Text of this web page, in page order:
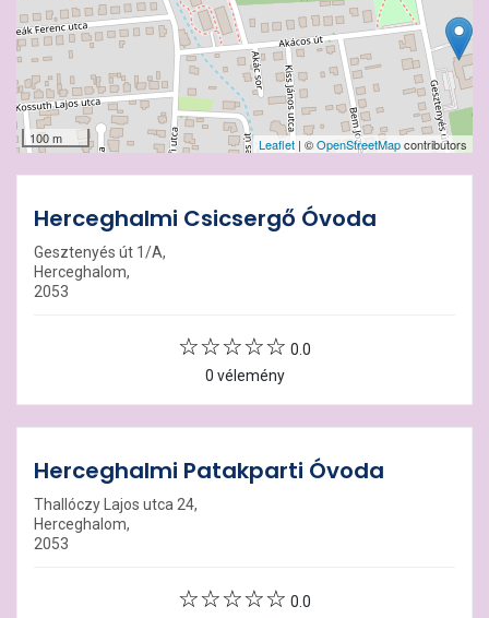
100 m Leaflet | ©OpenStreetMapcontributors
Herceghalmi Csicsergő Óvoda
Gesztenyés út 1/A,
Herceghalom,
2053
0.0
0 vélemény
Herceghalmi Patakparti Óvoda
Thallóczy Lajos utca 24,
Herceghalom,
2053
0.0